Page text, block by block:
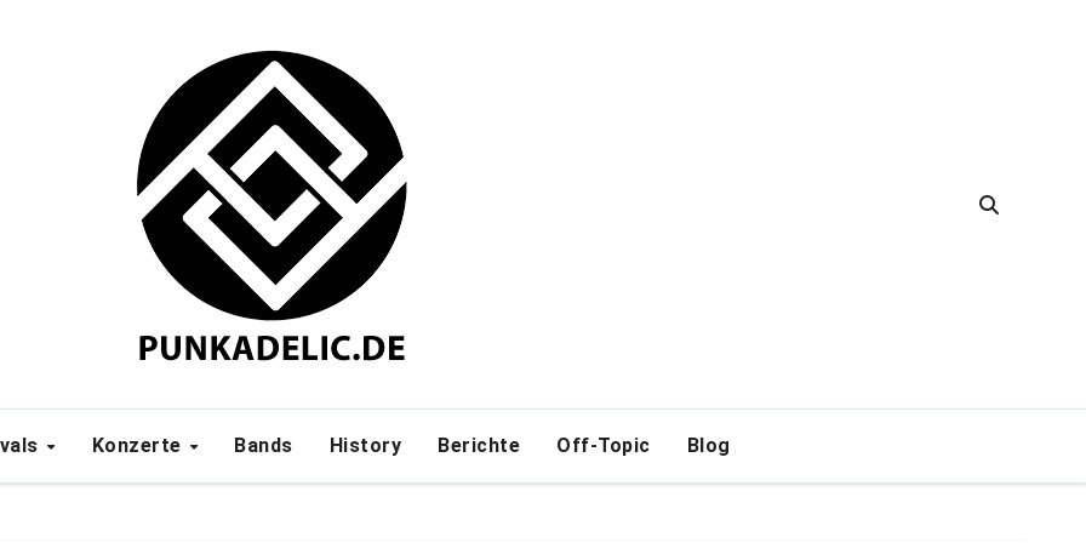
Konzerte Bands History Berichte Off-Topic Blog